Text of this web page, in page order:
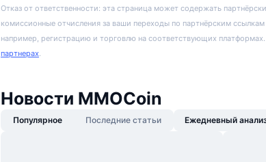
Отказ от ответственности: эта страница может содержать
комиссионные отчисления за ваши переходы по партнёрским
например, регистрацию и торговлю на соответствующих
партнерах.
Новости MMOCoin
Популярное Последние статьи Ежедневный